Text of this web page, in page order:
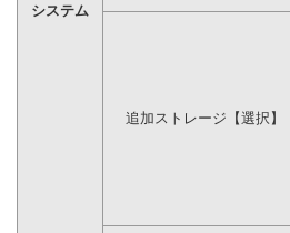
システム
追加ストレージ【選択】